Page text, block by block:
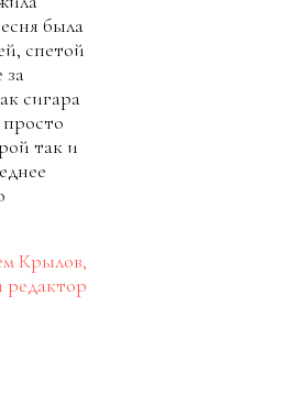
была
спетой
за
сигара
так и
Крылов,
редактор